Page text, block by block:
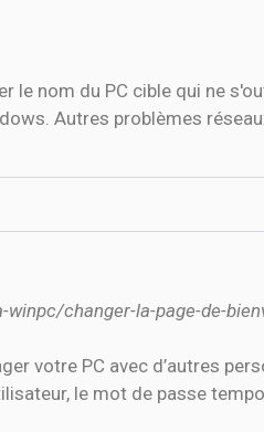
nom du PC cible qui ne
Autres problèmes
changer-la-page-de-
votre PC avec d’autres
le mot de passe